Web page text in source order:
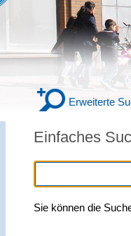
Erweiterte
Einfaches
Sie können die